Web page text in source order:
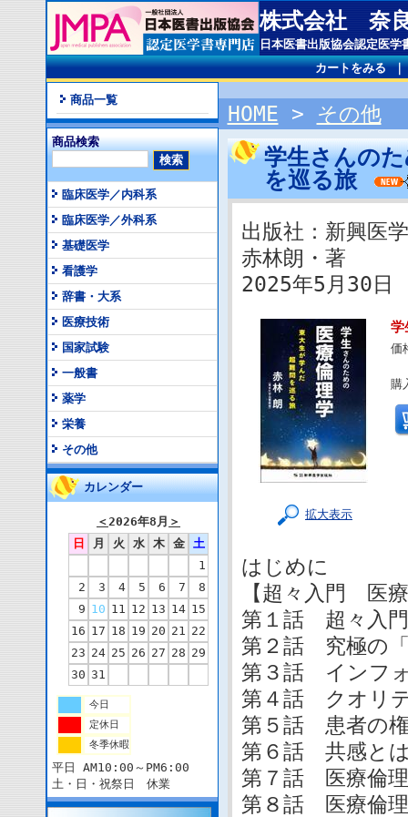
株式会社 奈
日本医書出版協会認定医
カートをみる
商品一覧
商品検索
臨床医学／内科系
臨床医学／外科系
基礎医学
看護学
辞書・大系
医療技術
国家試験
一般書
薬学
栄養
その他
カレンダー
＜2026年8月 ＞
日
月 火 水 木 金
土
1
2
3 4 5 6 7
8
9 10 11 12 13 14 15
16 17 18 19 20 21 22
23 24 25 26 27 28 29
30 31
今日
定休日
冬季休暇
平日 AM10:00～PM6:00
土・日・祝祭日 休業
HOME > その他
学生さんの
を巡る旅
出版社：新興医
赤林朗・著
2025年5月30日
拡大表示
学
価
購
はじめに
【超々入門 医
第１話 超々入
第２話 究極の
第３話 インフ
第４話 クオリ
第５話 患者の
第６話 共感と
第７話 医療倫
第８話 医療倫